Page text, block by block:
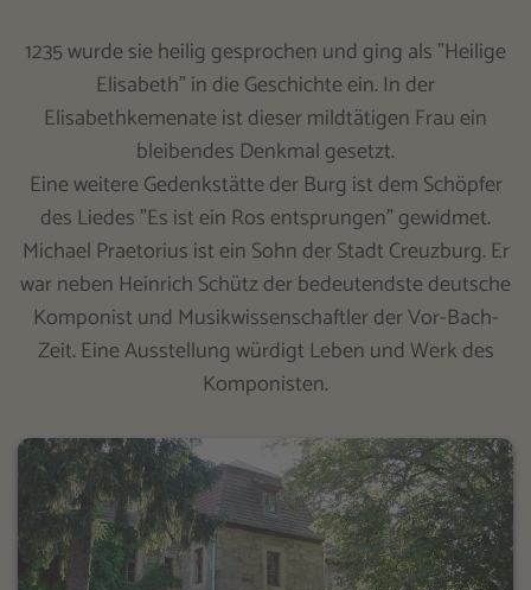
1235 wurde sie heilig gesprochen und ging als "Heilige
Elisabeth" in die Geschichte ein. In der
Elisabethkemenate ist dieser mildtätigen Frau ein
bleibendes Denkmal gesetzt.
Eine weitere Gedenkstätte der Burg ist dem Schöpfer
des Liedes "Es ist ein Ros entsprungen" gewidmet.
Michael Praetorius ist ein Sohn der Stadt Creuzburg. Er
war neben Heinrich Schütz der bedeutendste deutsche
Komponist und Musikwissenschaftler der Vor-Bach-
Zeit. Eine Ausstellung würdigt Leben und Werk des
Komponisten.